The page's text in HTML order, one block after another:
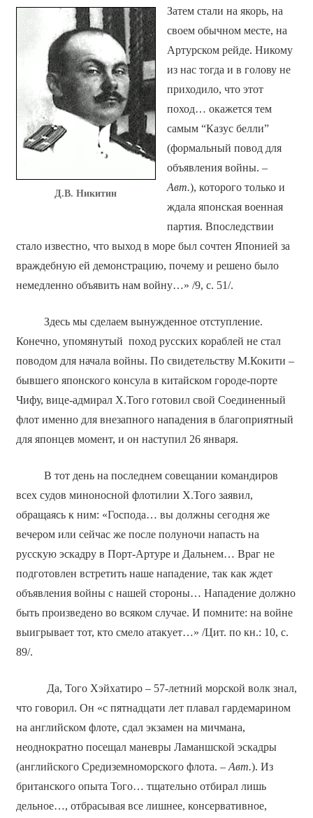
Д.В. Никитин
Затем стали на якорь, на
своем обычном месте, на
Артурском рейде. Никому
из нас тогда и в голову не
приходило, что этот
поход… окажется тем
самым “Казус белли”
(формальный повод для
объявления войны. –
Авт.), которого только и
ждала японская военная
партия. Впоследствии
стало известно, что выход в море был сочтен Японией за
враждебную ей демонстрацию, почему и решено было
немедленно объявить нам войну…» /9, с. 51/.
Здесь мы сделаем вынужденное отступление.
Конечно, упомянутый поход русских кораблей не стал
поводом для начала войны. По свидетельству М.Кокити –
бывшего японского консула в китайском городе-порте
Чифу, вице-адмирал Х.Того готовил свой Соединенный
флот именно для внезапного нападения в благоприятный
для японцев момент, и он наступил 26 января.
В тот день на последнем совещании командиров
всех судов миноносной флотилии Х.Того заявил,
обращаясь к ним: «Господа… вы должны сегодня же
вечером или сейчас же после полуночи напасть на
русскую эскадру в Порт-Артуре и Дальнем… Враг не
подготовлен встретить наше нападение, так как ждет
объявления войны с нашей стороны… Нападение должно
быть произведено во всяком случае. И помните: на войне
выигрывает тот, кто смело атакует…» /Цит. по кн.: 10, с.
89/.
Да, Того Хэйхатиро – 57-летний морской волк знал,
что говорил. Он «с пятнадцати лет плавал гардемарином
на английском флоте, сдал экзамен на мичмана,
неоднократно посещал маневры Ламаншской эскадры
(английского Средиземноморского флота. – Авт.). Из
британского опыта Того… тщательно отбирал лишь
дельное…, отбрасывая все лишнее, консервативное,